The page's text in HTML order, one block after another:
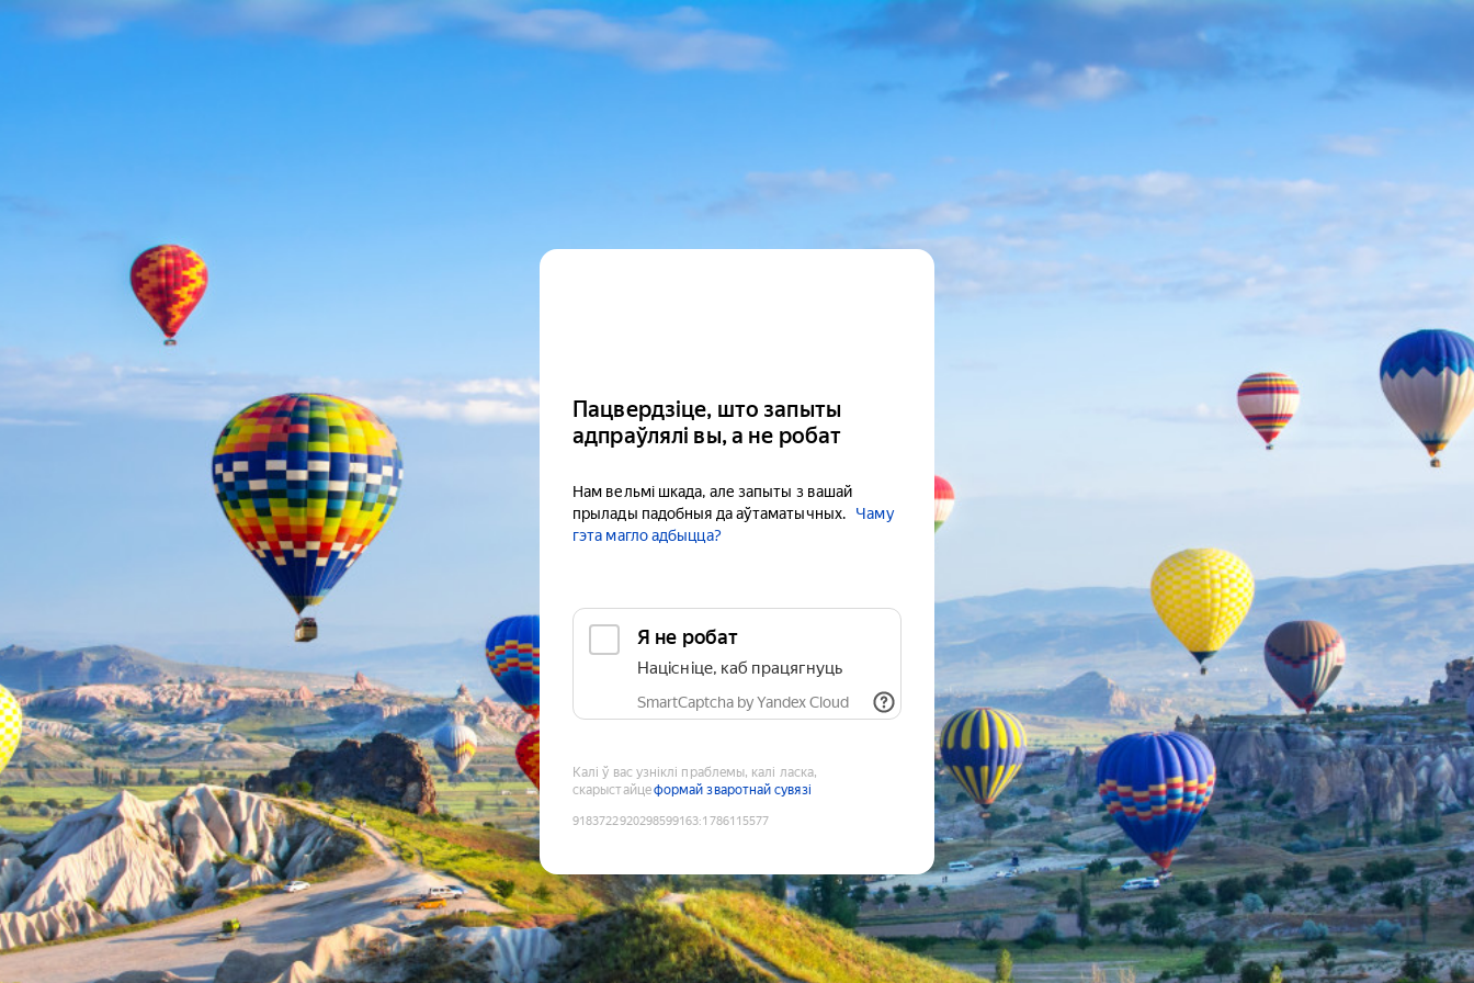
Пацвердзіце, што запыты
адпраўлялі вы, а не робат
Нам вельмі шкада, але запыты з вашай
прылады падобныя да аўтаматычных.
Чаму
гэта магло адбыцца?
Я не робат
Націсніце, каб працягнуць
SmartCaptcha by Yandex Cloud
Калі ў вас узніклі праблемы, калі ласка,
скарыстайцеформай зваротнай сувязі
9183722920298599163:1786115577